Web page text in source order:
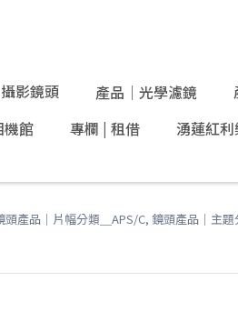
影鏡頭 產品｜光學濾鏡
機館 專欄 | 租借
湧蓮紅
頭產品｜片幅分類＿APS/C, 鏡頭產品｜主